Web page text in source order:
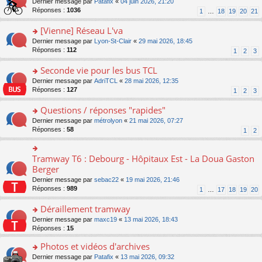
nt
s
ré
e
nt
n
lu
le
pl
u
s
ré
e
nt
e
n
o
n
lu
le
pl
u
s
ré
c
nt
e
s
s
a
g
e
n
lu
le
pl
u
s
ré
nt
n
s
ult
er
le
m
e
s
s
a
g
n
o
n
lu
le
u
s
ré
nt
Réponses : 1036 1 18 19 20 21
o
n
s
ult
er
le
m
e
s
s
a
g
e
n
o
n
lu
le
pl
u
s
ré
c
nt
[Vienne] Réseau L'va
Dernier message par Lyon-St-Clair « 29 mai 2026, 18:45
Réponses : 112 1 2 3
o
n
s
ult
er
le
m
e
s
a
g
e
n
lu
le
pl
u
s
Seconde vie pour les bus TCL
Dernier message par AdriTCL « 28 mai 2026, 12:35
Réponses : 127 1 2 3
o
n
s
ult
er
le
m
e
s
s
a
g
e
n
o
n
Questions / réponses "rapides"
Dernier message par métrolyon « 21 mai 2026, 07:27
Réponses : 58 1 2
o
n
ult
er
le
m
e
s
s
a
g
Tramway T6 : Debourg - Hôpitaux Est - La Doua Gaston
Berger
Dernier message par sebac22 « 19 mai 2026, 21:46
Réponses : 989 1 17 18 19 20
o
n
s
ult
er
Déraillement tramway
Dernier message par maxc19 « 13 mai 2026, 18:43
Réponses : 15
o
Photos et vidéos d'archives
Dernier message par Patafix « 13 mai 2026, 09:32